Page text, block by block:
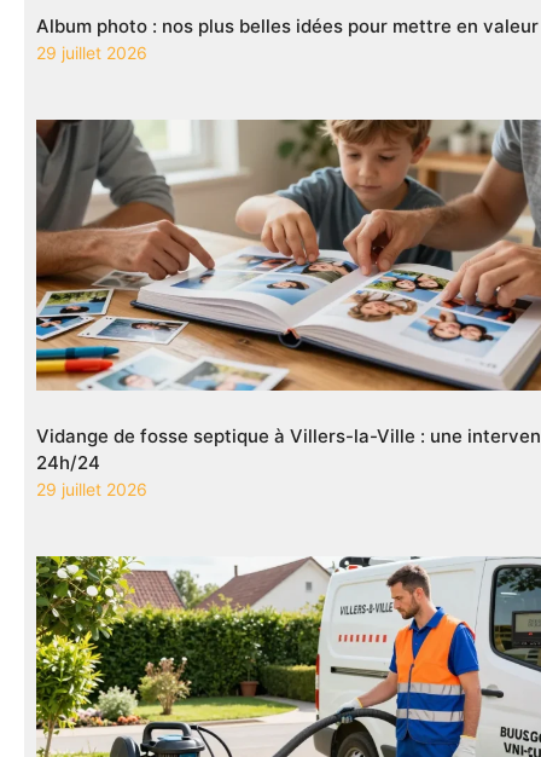
Album photo : nos plus belles idées pour mettre en
29 juillet 2026
Vidange de fosse septique à Villers-la-Ville : une
24h/24
29 juillet 2026